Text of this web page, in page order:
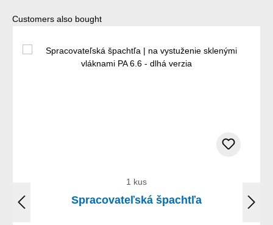
Preskočiť galériu produktov
Customers also bought
1 kus
Spracovateľská špachtľa